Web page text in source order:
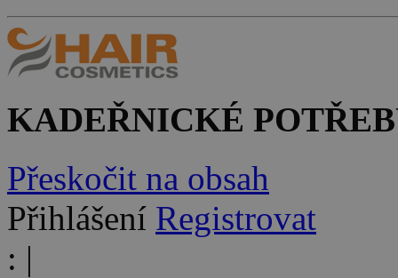
KADEŘNICKÉ
Přeskočit na obsah
Přihlášení Registrovat
: |